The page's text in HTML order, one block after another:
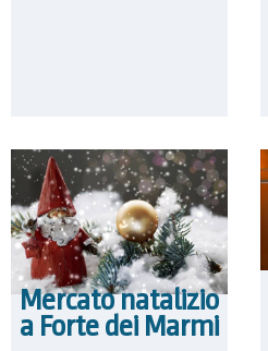
Mercato natalizio
a Forte dei Marmi